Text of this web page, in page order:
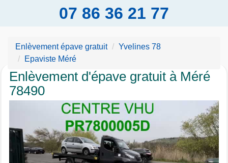
07 86 36 21 77
Enlèvement épave gratuit
Yvelines 78
Epaviste Méré
Enlèvement d'épave gratuit à Méré
78490